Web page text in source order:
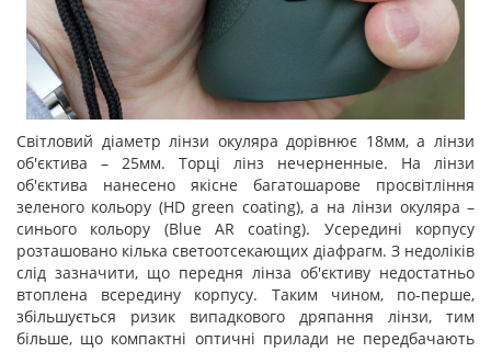
Світловий діаметр лінзи окуляра дорівнює 18мм, а лінзи
об'єктива – 25мм. Торці лінз нечерненные. На лінзи
об'єктива нанесено якісне багатошарове просвітління
зеленого кольору (HD green coating), а на лінзи окуляра –
синього кольору (Blue AR coating). Усередині корпусу
розташовано кілька светоотсекающих діафрагм. З недоліків
слід зазначити, що передня лінза об'єктиву недостатньо
втоплена всередину корпусу. Таким чином, по-перше,
збільшується ризик випадкового дряпання лінзи, тим
більше, що компактні оптичні прилади не передбачають